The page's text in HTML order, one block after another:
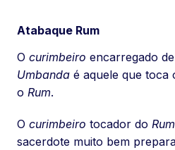
Atabaque Rum
O curimbeiro encarregado
Umbanda é aquele que toca
o Rum.
O curimbeiro tocador do Rum
sacerdote muito bem